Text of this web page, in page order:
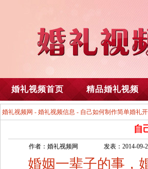
婚礼视频首页 精品婚礼视频
婚礼视频网 - 婚礼视频信息 - 自己如何制作简单婚礼
自
作者：婚礼视频网 发表：2014-09-
婚姻一辈子的事，